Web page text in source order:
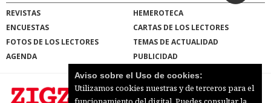
REVISTAS
HEMEROTECA
ENCUESTAS
CARTAS DE LOS LECTORES
FOTOS DE LOS LECTORES
TEMAS DE ACTUALIDAD
AGENDA
PUBLICIDAD
Aviso sobre el Uso de cookies:
Utilizamos cookies nuestras y de terceros para el